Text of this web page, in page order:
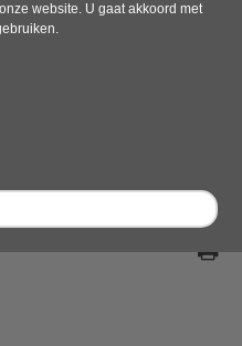
website. U gaat akkoord met
particulieren
isoleren
Noord-Holland